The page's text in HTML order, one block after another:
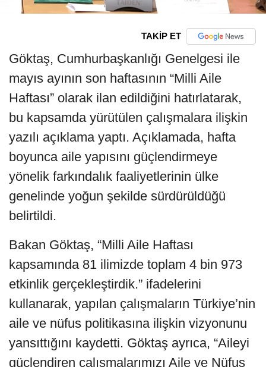
TAKİP ET
Göktaş, Cumhurbaşkanlığı Genelgesi ile
mayıs ayının son haftasının “Milli Aile
Haftası” olarak ilan edildiğini hatırlatarak,
bu kapsamda yürütülen çalışmalara ilişkin
yazılı açıklama yaptı. Açıklamada, hafta
boyunca aile yapısını güçlendirmeye
yönelik farkındalık faaliyetlerinin ülke
genelinde yoğun şekilde sürdürüldüğü
belirtildi.
Bakan Göktaş, “Milli Aile Haftası
kapsamında 81 ilimizde toplam 4 bin 973
etkinlik gerçekleştirdik.” ifadelerini
kullanarak, yapılan çalışmaların Türkiye’nin
aile ve nüfus politikasına ilişkin vizyonunu
yansıttığını kaydetti. Göktaş ayrıca, “Aileyi
güçlendiren çalışmalarımızı Aile ve Nüfus